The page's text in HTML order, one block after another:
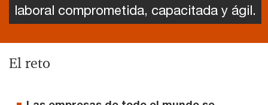
laboral comprometida, capacitada y ágil.
El reto